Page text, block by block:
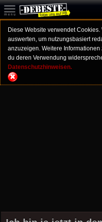
Diese Website verwendet
auswerten, um nutzungsbasiert
anzuzeigen. Weitere
du deren Verwendung
Datenschutzhinweisen.